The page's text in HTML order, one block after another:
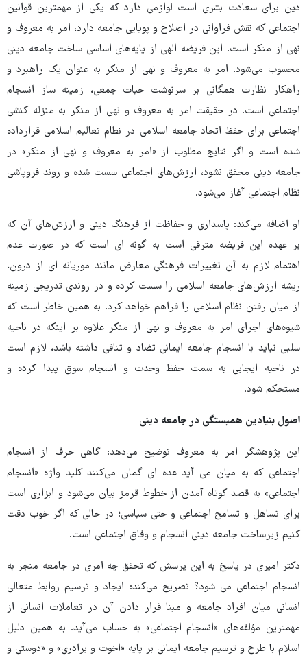
دین برای سعادت بشری است لوازمی دارد که یکی از مهمترین قوانین
اجتماعی که نقش فراوانی در اصلاح و پویایی جامعه دارد، امر به معروف و
نهی از منکر است. این فریضه الهی از پایه‌های اساسی ساخت جامعه دینی
محسوب می‌شود. امر به ‌معروف و نهی از منکر به عنوان یک راهبرد و
راهکار نظارت همگانی بر سرنوشت حیات جمعی، زمینه ساز انسجام
اجتماعی است. در حقیقت امر به معروف و نهی از منکر به منزله کنشی
اجتماعی برای حفظ اتحاد جامعه اسلامی در نظام تعالیم اسلامی قرارداده
شده است و اگر نتایج مطلوب از «امر به معروف و نهی از منکر» در
جامعه دینی محقق نشود، ارزش‌های اجتماعی سست شده و روند فروپاشی
نظام اجتماعی آغاز می‌شود.
او اضافه می‌کند: پاسداری و حفاظت از فرهنگ دینی و ارزش‌های آن که
بر عهده این فریضه مترقی است به گونه ای است که در صورت عدم
اهتمام لازم به آن تغییرات فرهنگی معارض مانند موریانه ای از درون،
ریشه‌ ارزش‌های جامعه اسلامی را سست کرده و در روندی تدریجی زمینه
از میان رفتن نظام اسلامی را فراهم خواهد کرد. به همین خاطر است که
شیوه‌های اجرای امر به معروف و نهی از منکر علاوه بر اینکه در ناحیه
سلبی نباید با انسجام جامعه ایمانی تضاد و تنافی داشته باشد، لازم است
در ناحیه ایجابی به سمت حفظ وحدت و انسجام سوق پیدا کرده و
مستحکم شود.
اصول بنیادین همبستگی در جامعه دینی
این پژوهشگر امر به معروف توضیح می‌دهد: گاهی حرف از انسجام
اجتماعی که به میان می آید عده ای گمان می‌کنند کلید واژه «انسجام
اجتماعی» به قصد کوتاه آمدن از خطوط قرمز بیان می‌شود و ابزاری است
برای تساهل و تسامح اجتماعی و حتی سیاسی؛ در حالی که اگر خوب دقت
کنیم زیرساخت جامعه دینی انسجام و وفاق اجتماعی است.
دکتر امیری در پاسخ به این پرسش که تحقق چه امری در جامعه منجر به
انسجام اجتماعی می شود؟ تصریح می‌کند: ایجاد و ترسیم روابط متعالی
انسانی میان افراد جامعه و مبنا قرار دادن آن در تعاملات انسانی از
مهمترین مؤلفه‌های «انسجام اجتماعی» به حساب می‌آید. به همین دلیل
اسلام با طرح و ترسیم جامعه ایمانی بر پایه «اخوت و برادری» و «دوستی و